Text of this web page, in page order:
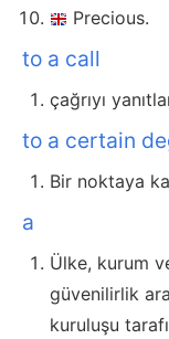
Precious.
to a call
çağrıyı
to a certain
Bir noktaya
a
Ülke, kurum
güvenilirlik
kuruluşu